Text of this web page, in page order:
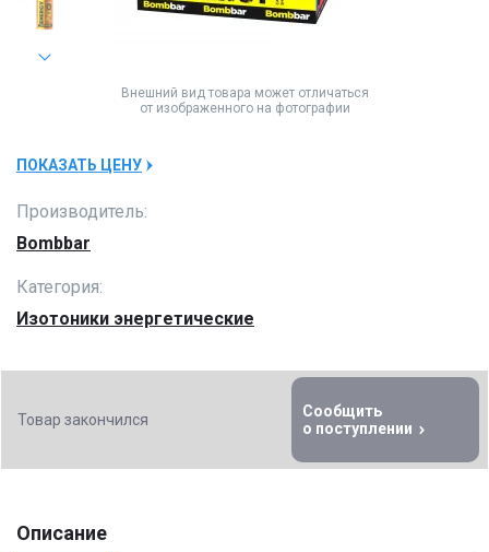
Внешний вид товара может отличаться
от изображенного на фотографии
ПОКАЗАТЬ ЦЕНУ
Производитель:
Bombbar
Категория:
Изотоники энергетические
Товар закончился
Сообщить
о поступлении
Описание